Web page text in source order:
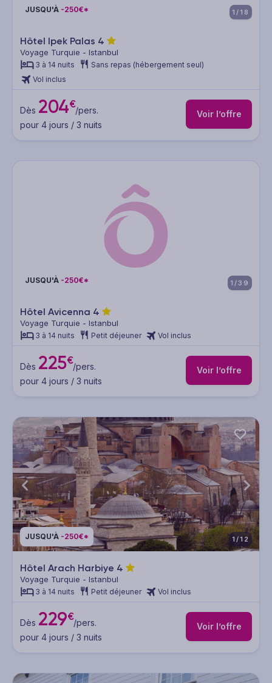
JUSQU'À -250€* 1/18
Hôtel Ipek Palas 4
Voyage Turquie - Istanbul
3 à 14 nuits
Sans repas (hébergement seul)
Vol inclus
Dès 204€/pers.
pour 4 jours / 3 nuits
Voir l’offre
JUSQU'À -250€* 1/39
Hôtel Avicenna 4
Voyage Turquie - Istanbul
3 à 14 nuits Petit déjeuner Vol inclus
Dès 225€/pers.
pour 4 jours / 3 nuits
Voir l’offre
JUSQU'À -250€* 1/12
Hôtel Arach Harbiye 4
Voyage Turquie - Istanbul
3 à 14 nuits Petit déjeuner Vol inclus
Dès 229€/pers.
pour 4 jours / 3 nuits
Voir l’offre